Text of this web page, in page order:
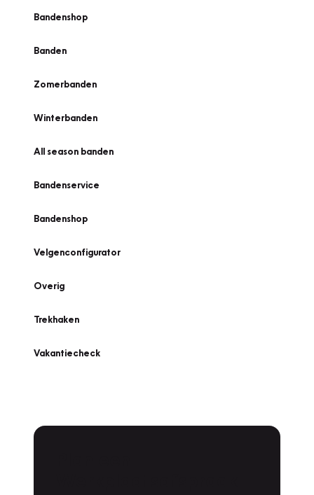
Bandenshop
Banden
Zomerbanden
Winterbanden
All season banden
Bandenservice
Bandenshop
Velgenconfigurator
Overig
Trekhaken
Vakantiecheck